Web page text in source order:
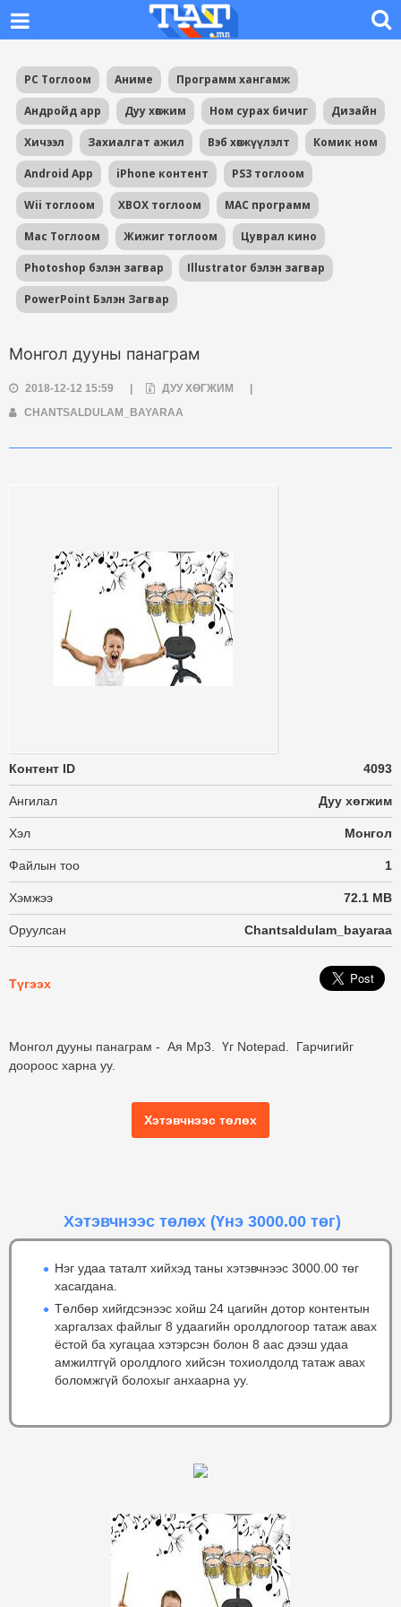
PC Тоглоом Аниме Программ хангамж
Андройд app Дуу хөгжим Ном сурах бичиг Дизайн
Хичээл Захиалгат ажил Вэб хөгжүүлэлт Комик ном
Android App iPhone контент PS3 тоглоом
Wii тоглоом XBOX тоглоом MAC программ
Mac Тоглоом Жижиг тоглоом Цуврал кино
Photoshop бэлэн загвар Illustrator бэлэн загвар
PowerPoint Бэлэн Загвар
Монгол дууны панаграм
2018-12-12 15:59 ДУУ ХӨГЖИМ
CHANTSALDULAM_BAYARAA
Контент ID 4093
Ангилал Дуу хөгжим
Хэл Монгол
Файлын тоо 1
Хэмжээ 72.1 MB
Оруулсан Chantsaldulam_bayaraa
Түгээх
Монгол дууны панаграм - Ая Mp3. Үг Notepad. Гарчигийг
доороос харна уу.
Хэтэвчнээс төлөх
Хэтэвчнээс төлөх (Үнэ 3000.00 төг)
Нэг удаа таталт хийхэд таны хэтэвчнээс 3000.00 төг
хасагдана.
Төлбөр хийгдсэнээс хойш 24 цагийн дотор контентын
харгалзах файлыг 8 удаагийн оролдлогоор татаж авах
ёстой ба хугацаа хэтэрсэн болон 8 аас дээш удаа
амжилтгүй оролдлого хийсэн тохиолдолд татаж авах
боломжгүй болохыг анхаарна уу.